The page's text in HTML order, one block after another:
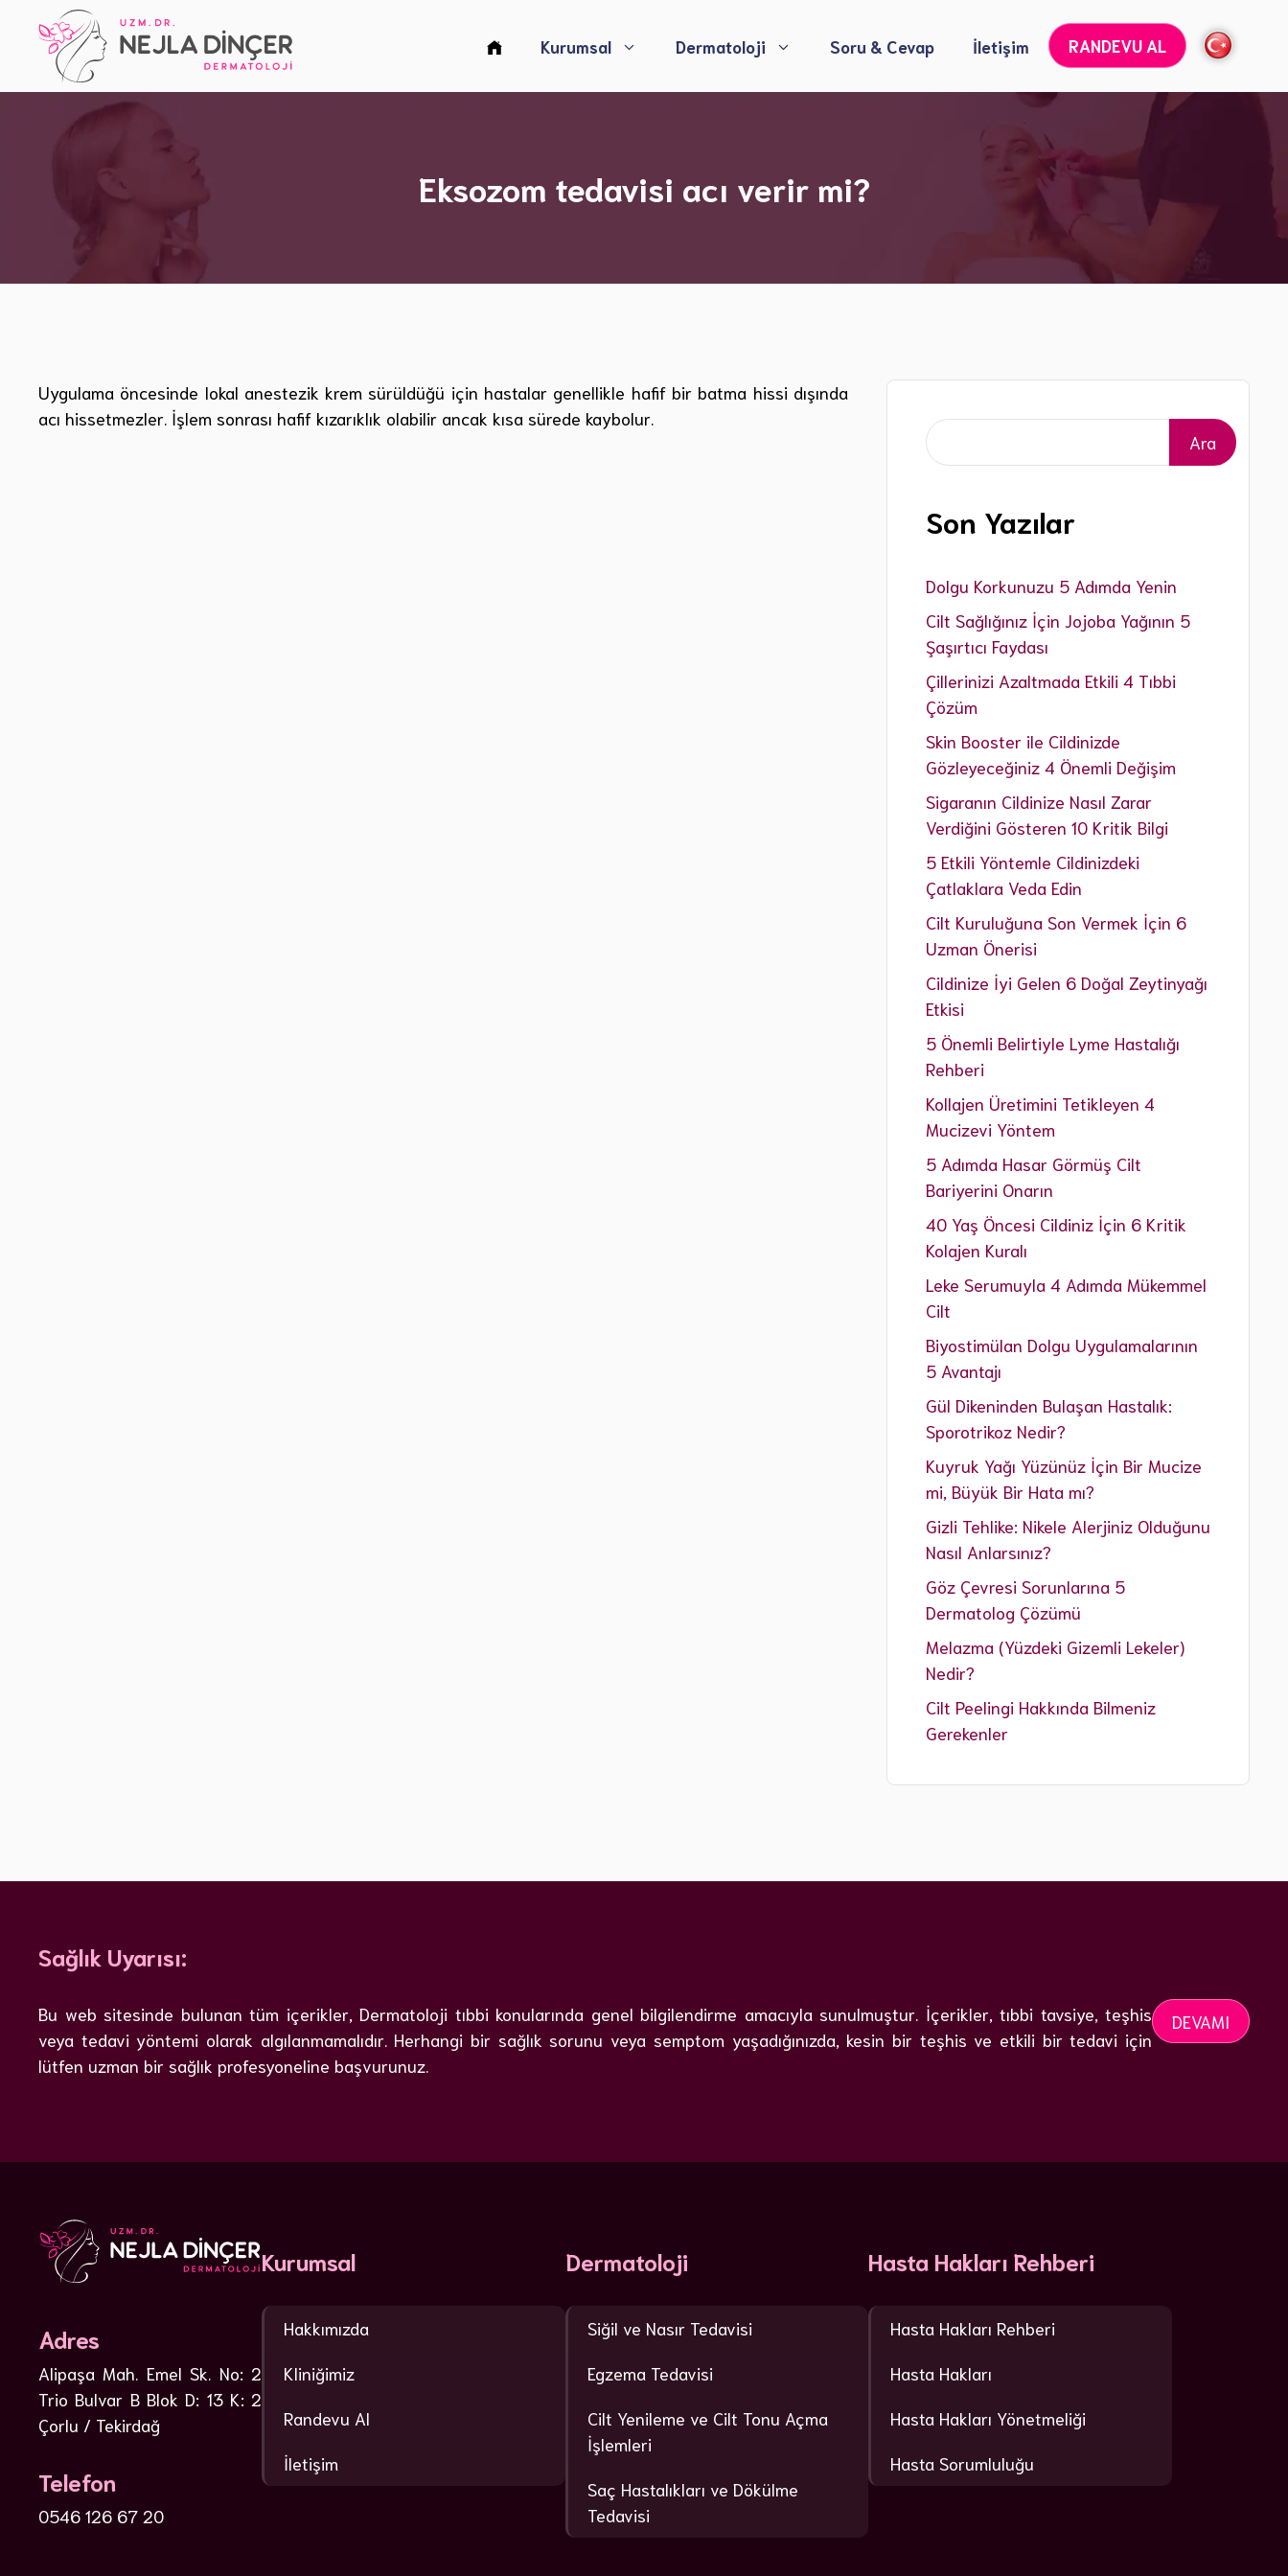
Kurumsal Dermatoloji
Egzema Tedavisi
Siğil ve Nasır Tedavisi
Botoks Uygulamaları
6 Nokta Lifting Uygulamaları
Cilt Yenileme ve Cilt Tonu Açma İşlemleri
Altın İğne Radyofrekans İşlemleri
Soru & Cevap İletişim RANDEVU AL
Eksozom tedavisi acı verir mi?
Uygulama öncesinde lokal anestezik krem sürüldüğü için hastalar genellikle hafif bir batma hissi dışında
acı hissetmezler. İşlem sonrası hafif kızarıklık olabilir ancak kısa sürede kaybolur.
Ara Ara
Son Yazılar
Dolgu Korkunuzu 5 Adımda Yenin
Cilt Sağlığınız İçin Jojoba Yağının 5
Şaşırtıcı Faydası
Çillerinizi Azaltmada Etkili 4 Tıbbi
Çözüm
Skin Booster ile Cildinizde
Gözleyeceğiniz 4 Önemli Değişim
Sigaranın Cildinize Nasıl Zarar
Verdiğini Gösteren 10 Kritik Bilgi
5 Etkili Yöntemle Cildinizdeki
Çatlaklara Veda Edin
Cilt Kuruluğuna Son Vermek İçin 6
Uzman Önerisi
Cildinize İyi Gelen 6 Doğal Zeytinyağı
Etkisi
5 Önemli Belirtiyle Lyme Hastalığı
Rehberi
Kollajen Üretimini Tetikleyen 4
Mucizevi Yöntem
5 Adımda Hasar Görmüş Cilt
Bariyerini Onarın
40 Yaş Öncesi Cildiniz İçin 6 Kritik
Kolajen Kuralı
Leke Serumuyla 4 Adımda Mükemmel
Cilt
Biyostimülan Dolgu Uygulamalarının
5 Avantajı
Gül Dikeninden Bulaşan Hastalık:
Sporotrikoz Nedir?
Kuyruk Yağı Yüzünüz İçin Bir Mucize
mi, Büyük Bir Hata mı?
Gizli Tehlike: Nikele Alerjiniz Olduğunu
Nasıl Anlarsınız?
Göz Çevresi Sorunlarına 5
Dermatolog Çözümü
Melazma (Yüzdeki Gizemli Lekeler)
Nedir?
Cilt Peelingi Hakkında Bilmeniz
Gerekenler
Sağlık Uyarısı:
Bu web sitesinde bulunan tüm içerikler, Dermatoloji tıbbi konularında genel bilgilendirme amacıyla sunulmuştur. İçerikler, tıbbi tavsiye, teşhis
veya tedavi yöntemi olarak algılanmamalıdır. Herhangi bir sağlık sorunu veya semptom yaşadığınızda, kesin bir teşhis ve etkili bir tedavi için
lütfen uzman bir sağlık profesyoneline başvurunuz.
DEVAMI
Adres
Alipaşa Mah. Emel Sk. No: 2
Trio Bulvar B Blok D: 13 K: 2
Çorlu / Tekirdağ
Telefon
0546 126 67 20
Kurumsal
Hakkımızda
Kliniğimiz
Randevu Al
İletişim
Dermatoloji
Siğil ve Nasır Tedavisi
Egzema Tedavisi
Cilt Yenileme ve Cilt Tonu Açma
İşlemleri
Saç Hastalıkları ve Dökülme
Tedavisi
Hasta Hakları Rehberi
Hasta Hakları Rehberi
Hasta Hakları
Hasta Hakları Yönetmeliği
Hasta Sorumluluğu